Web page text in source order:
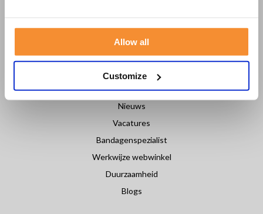
Allow all
Customize
OVER PODOBRACE
Over ons
Nieuws
Vacatures
Bandagenspezialist
Werkwijze webwinkel
Duurzaamheid
Blogs